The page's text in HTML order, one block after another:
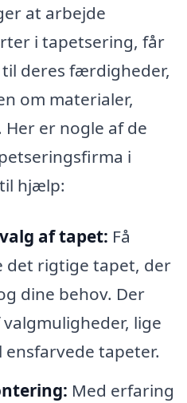
at arbejde
i tapetsering, får
deres færdigheder,
om materialer,
er nogle af de
i
hjælp:
af tapet: Få
rigtige tapet, der
dine behov. Der
lige
tapeter.
Med erfaring